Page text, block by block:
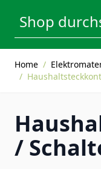
Home /
/
/